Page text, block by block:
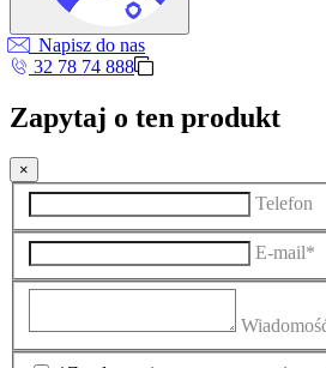
Napisz do nas
32 78 74 888
Zapytaj o ten produkt
×
Telefon
E-mail*